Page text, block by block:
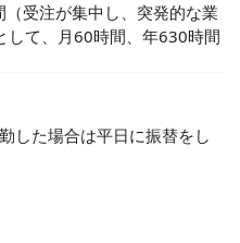
受注が集中し、突発的な業
して、月60時間、年630時間
した場合は平日に振替をし